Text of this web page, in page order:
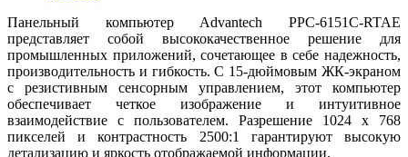
Панельный компьютер Advantech PPC-6151C-RTAE
представляет собой высококачественное решение для
промышленных приложений, сочетающее в себе надежность,
производительность и гибкость. С 15-дюймовым ЖК-экраном
с резистивным сенсорным управлением, этот компьютер
обеспечивает четкое изображение и интуитивное
взаимодействие с пользователем. Разрешение 1024 x 768
пикселей и контрастность 2500:1 гарантируют высокую
детализацию и яркость отображаемой информации.